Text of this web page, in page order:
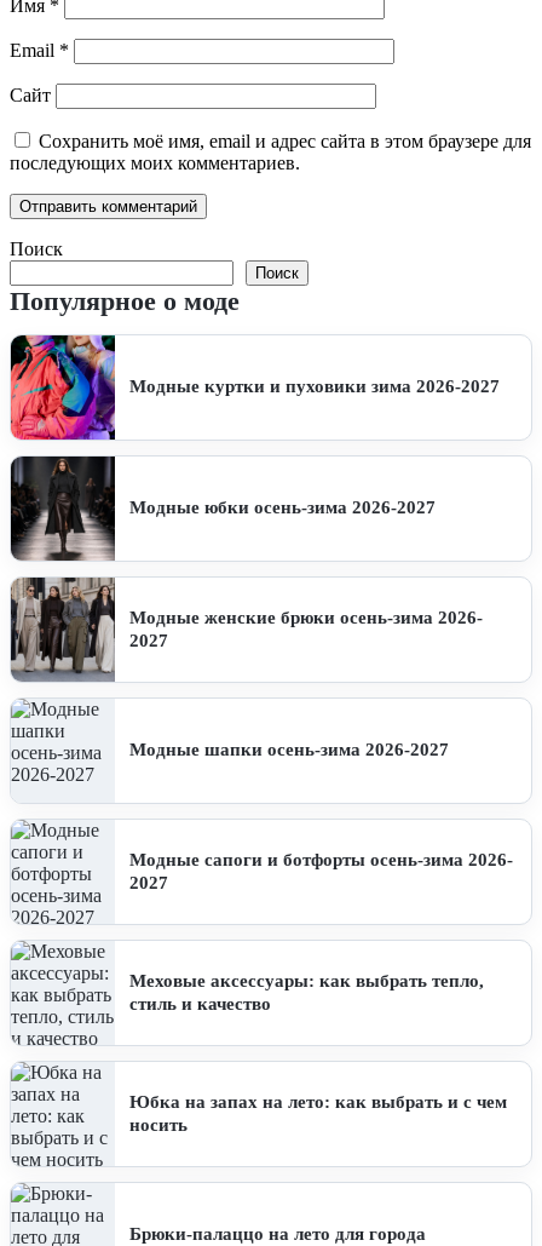
Имя *
Email *
Сайт
Сохранить моё имя, email и адрес сайта в этом браузере для
последующих моих комментариев.
Поиск
Поиск
Популярное о моде
Модные куртки и пуховики зима 2026-2027
Модные юбки осень-зима 2026-2027
Модные женские брюки осень-зима 2026-
2027
Модные шапки осень-зима 2026-2027
Модные сапоги и ботфорты осень-зима 2026-
2027
Меховые аксессуары: как выбрать тепло,
стиль и качество
Юбка на запах на лето: как выбрать и с чем
носить
Брюки-палаццо на лето для города